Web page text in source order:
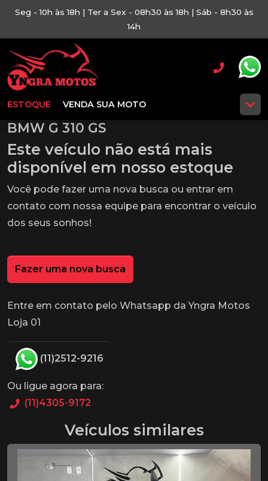
Seg - 10h às 18h | Ter a Sex - 08h30 às 18h | Sáb - 8h30 às
14h
ESTOQUE VENDA SUA MOTO
BMW G 310 GS
Este veículo não está mais
disponível em nosso estoque
Você pode fazer uma nova busca ou entrar em
contato com nossa equipe para encontrar o veículo
dos seus sonhos!
Fazer uma nova busca
Entre em contato pelo Whatsapp da Yngra Motos
Loja 01
(11)2512-9216
Ou ligue agora para:
(11)4305-9172
Veículos similares